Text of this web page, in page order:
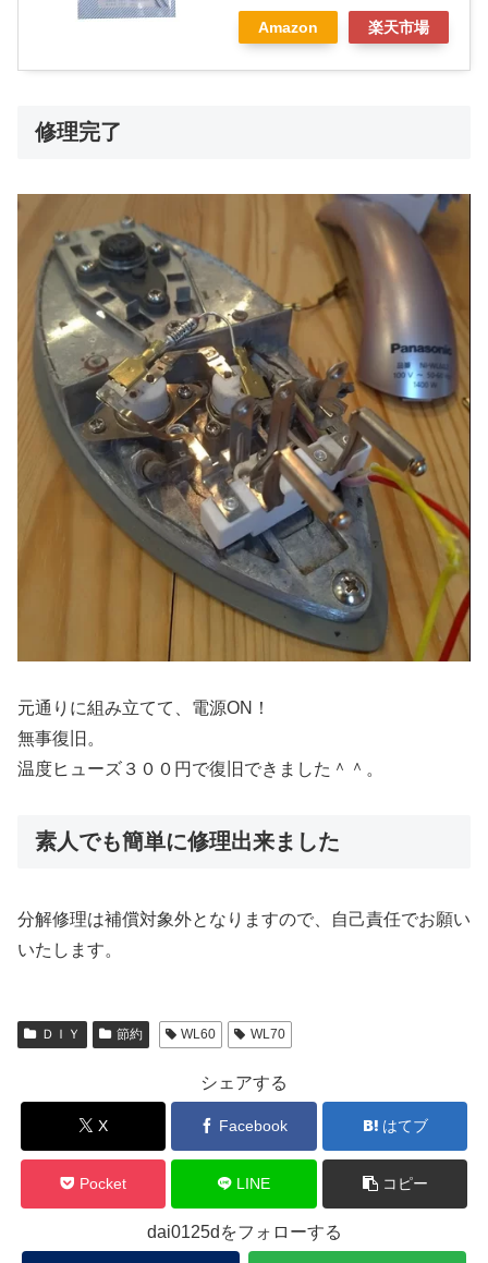
Amazon 楽天市場
修理完了
元通りに組み立てて、電源ON！
無事復旧。
温度ヒューズ３００円で復旧できました＾＾。
素人でも簡単に修理出来ました
分解修理は補償対象外となりますので、自己責任でお願い
いたします。
ＤＩＹ 節約 WL60 WL70
シェアする
X Facebook はてブ
Pocket LINE コピー
dai0125dをフォローする